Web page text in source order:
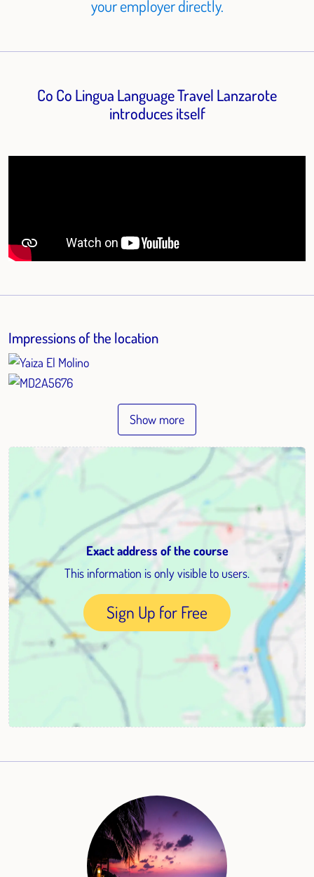
your employer directly.
Co Co Lingua Language Travel Lanzarote
introduces itself
Impressions of the location
Show more
Exact address of the course
This information is only visible to users.
Sign Up for Free